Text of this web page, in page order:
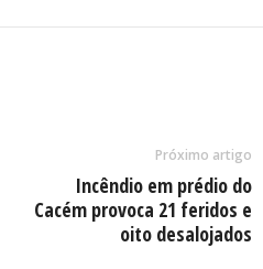
Próximo artigo
Incêndio em prédio do
Cacém provoca 21 feridos e
oito desalojados